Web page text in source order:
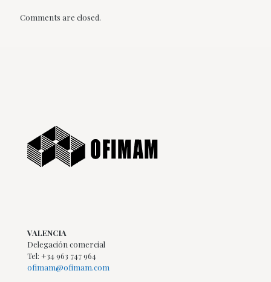
Comments are closed.
VALENCIA
Delegación comercial
Tel: +34 963 747 964
ofimam@ofimam.com